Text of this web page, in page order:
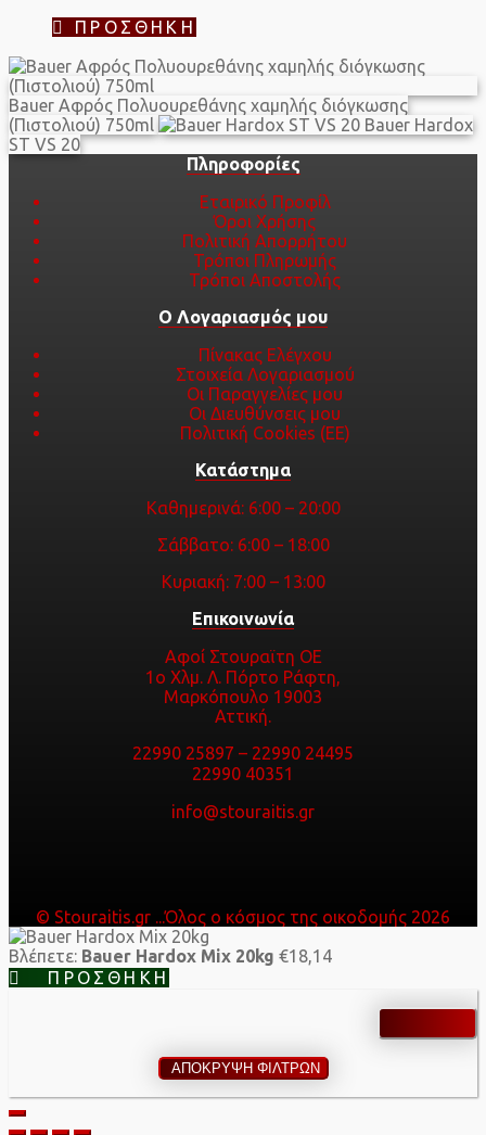
ΠΡΟΣΘΉΚΗ
Βauer Αφρός Πολυουρεθάνης χαμηλής διόγκωσης
(Πιστολιού) 750ml
Bauer Hardox
ST VS 20
Πληροφορίες
Εταιρικό Προφίλ
Όροι Χρήσης
Πολιτική Απορρήτου
Τρόποι Πληρωμής
Τρόποι Αποστολής
Ο Λογαριασμός μου
Πίνακας Ελέγχου
Στοιχεία Λογαριασμού
Οι Παραγγελίες μου
Οι Διευθύνσεις μου
Πολιτική Cookies (ΕΕ)
Κατάστημα
Καθημερινά: 6:00 – 20:00
Σάββατο: 6:00 – 18:00
Κυριακή: 7:00 – 13:00
Επικοινωνία
Αφοί Στουραϊτη ΟΕ
1ο Χλμ. Λ. Πόρτο Ράφτη,
Μαρκόπουλο 19003
Αττική.
22990 25897 – 22990 24495
22990 40351
info@stouraitis.gr
© Stouraitis.gr ...Όλος ο κόσμος της οικοδομής 2026
Βλέπετε: Bauer Hardox Mix 20kg €18,14
ΠΡΟΣΘΉΚΗ
ΑΠΟΚΡΥΨΗ ΦΙΛΤΡΩΝ